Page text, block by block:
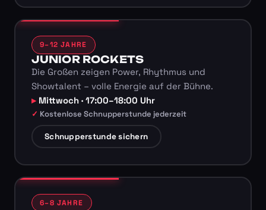
9–12 JAHRE
JUNIOR ROCKETS
Die Großen zeigen Power, Rhythmus und
Showtalent – volle Energie auf der Bühne.
Mittwoch · 17:00–18:00 Uhr
Kostenlose Schnupperstunde jederzeit
Schnupperstunde sichern
6–8 JAHRE